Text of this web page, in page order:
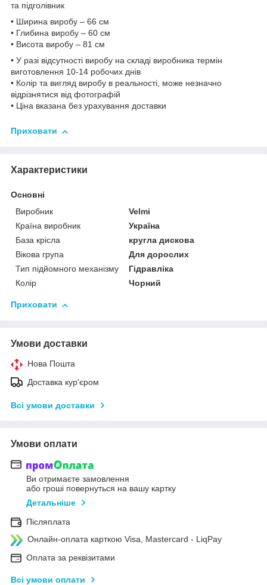
та підголівник
• Ширина виробу – 66 см
• Глибина виробу – 60 см
• Висота виробу – 81 см
• У разі відсутності виробу на складі виробника термін
виготовлення 10-14 робочих днів
• Колір та вигляд виробу в реальності, може незначно
відрізнятися від фотографій
• Ціна вказана без урахування доставки
Приховати
Характеристики
Основні
Виробник
Velmi
Країна виробник
Україна
База крісла
кругла дискова
Вікова група
Для дорослих
Тип підйомного механізму
Гідравліка
Колір
Чорний
Приховати
Умови доставки
Нова Пошта
Доставка кур'єром
Всі умови доставки
Умови оплати
Ви отримаєте замовлення
або гроші повернуться на вашу картку
Детальніше
Післяплата
Онлайн-оплата карткою Visa, Mastercard - LiqPay
Оплата за реквізитами
Всі умови оплати